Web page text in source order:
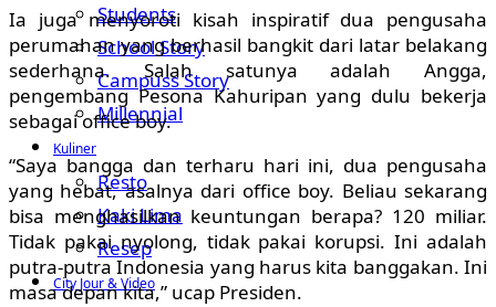
Students
School Story
Campuss Story
Millennial
Kuliner
Resto
Kaki Lima
Resep
City Jour & Video
Ia juga menyoroti kisah inspiratif dua pengusaha
perumahan yang berhasil bangkit dari latar belakang
sederhana. Salah satunya adalah Angga,
pengembang Pesona Kahuripan yang dulu bekerja
sebagai office boy.
“Saya bangga dan terharu hari ini, dua pengusaha
yang hebat, asalnya dari office boy. Beliau sekarang
bisa menghasilkan keuntungan berapa? 120 miliar.
Tidak pakai nyolong, tidak pakai korupsi. Ini adalah
putra-putra Indonesia yang harus kita banggakan. Ini
masa depan kita,” ucap Presiden.